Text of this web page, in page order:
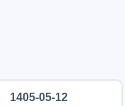
1405-05-12